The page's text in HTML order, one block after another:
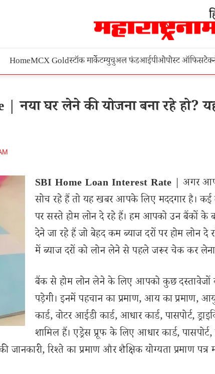
HomeMCX Goldस्टॉक मार्केटम्युचुअल फंडआईपीओपोस्ट ऑफिस
घर लेने की योजना बना रहे हो?
SBI Home Loan Interest Rate | अगर
सोच रहे हैं तो यह खबर आपके लिए मददगार है। कई
पर सस्ते होम लोन दे रहे हैं। हम आपको उन बैंकों के
देने जा रहे हैं जो बेहद कम ब्याज दरों पर होम लोन दे
में ब्याज दरों को लोन लेने से पहले जरूर चेक कर लेना
बैंक से होम लोन लेने के लिए आपको कुछ दस्तावेजों
पड़ेगी। इनमें पहचान का प्रमाण, आय का प्रमाण,
कार्ड, वोटर आईडी कार्ड, आधार कार्ड, पासपोर्ट,
शामिल हैं। एड्रेस प्रूफ के लिए आधार कार्ड,
रिश्ते का प्रमाण और शैक्षिक योग्यता प्रमाण पत्र